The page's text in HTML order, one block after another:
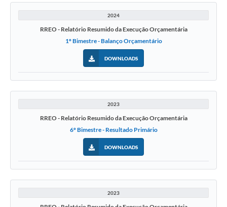
2024
RREO - Relatório Resumido da Execução Orçamentária
1º Bimestre - Balanço Orçamentário
DOWNLOADS
2023
RREO - Relatório Resumido da Execução Orçamentária
6º Bimestre - Resultado Primário
DOWNLOADS
2023